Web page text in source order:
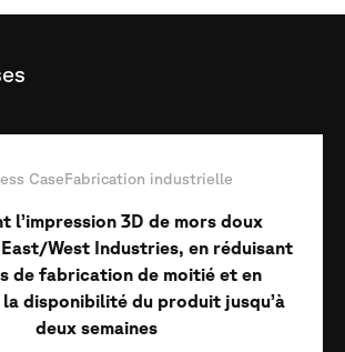
CaseFabrication industrielle
l’impression 3D de mors doux
West Industries, en réduisant
de fabrication de moitié et en
disponibilité du produit jusqu’à
deux semaines